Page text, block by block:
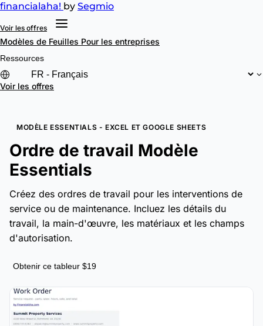
financialaha! by Segmio
Voir les offres
Modèles de Feuilles Pour les entreprises
Ressources
Voir les offres
MODÈLE ESSENTIALS - EXCEL ET GOOGLE SHEETS
Ordre de travail Modèle
Essentials
Créez des ordres de travail pour les interventions de
service ou de maintenance. Incluez les détails du
travail, la main-d'œuvre, les matériaux et les champs
d'autorisation.
Obtenir ce tableur $19